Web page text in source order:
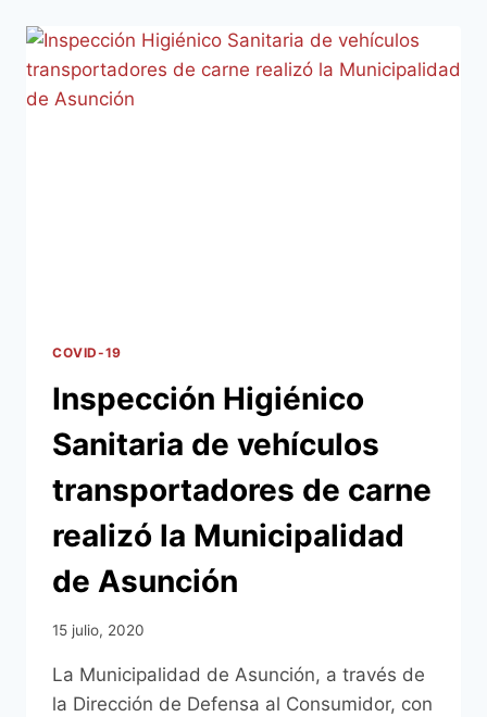
CONVERSATORIO
VIRTUAL
INTERNACIONAL
DONDE
COVID-19
Inspección Higiénico
Sanitaria de vehículos
transportadores de carne
realizó la Municipalidad
de Asunción
15 julio, 2020
La Municipalidad de Asunción, a través de
la Dirección de Defensa al Consumidor, con